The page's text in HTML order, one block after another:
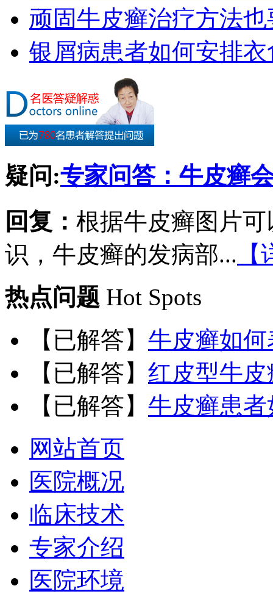
顽固牛皮癣治疗方法也
银屑病患者如何安排
疑问:专家问答：牛皮癣
回复： 根据牛皮癣图片
识，牛皮癣的发病部...
热点问题 Hot Spots
【已解答】 牛皮癣如
【已解答】 红皮型牛
【已解答】 牛皮癣患
网站首页
医院概况
临床技术
专家介绍
医院环境